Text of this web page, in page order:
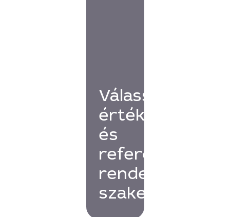
Válassz
értékelésekkel
és
referenciákkal
rendelkező
szakembert!